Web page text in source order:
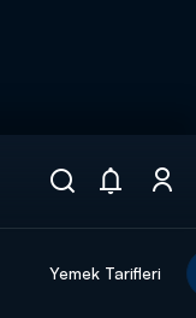
Yemek Tarifleri